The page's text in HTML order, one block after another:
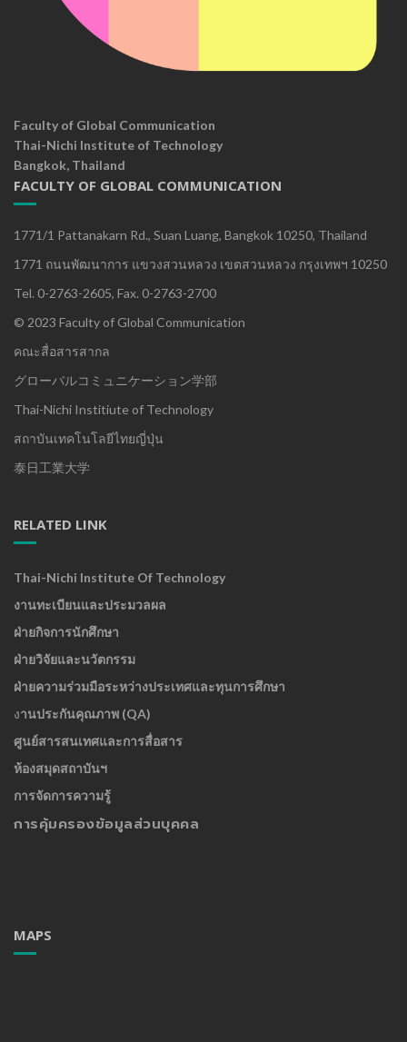
Faculty of Global Communication
Thai-Nichi Institute of Technology
Bangkok, Thailand
FACULTY OF GLOBAL COMMUNICATION
1771/1 Pattanakarn Rd., Suan Luang, Bangkok 10250, Thailand
1771 ถนนพัฒนาการ แขวงสวนหลวง เขตสวนหลวง กรุงเทพฯ 10250
Tel. 0-2763-2605, Fax. 0-2763-2700
© 2023 Faculty of Global Communication
คณะสื่อสารสากล
グローバルコミュニケーション学部
Thai-Nichi Institiute of Technology
สถาบันเทคโนโลยีไทยญี่ปุ่น
泰日工業大学
RELATED LINK
Thai-Nichi Institute Of Technology
งานทะเบียนและประมวลผล
ฝ่ายกิจการนักศึกษา
ฝ่ายวิจัยและนวัตกรรม
ฝ่ายความร่วมมือระหว่างประเทศและทุนการศึกษา
งานประกันคุณภาพ (QA)
ศูนย์สารสนเทศและการสื่อสาร
ห้องสมุดสถาบันฯ
การจัดการความรู้
การคุ้มครองข้อมูลส่วนบุคคล
MAPS